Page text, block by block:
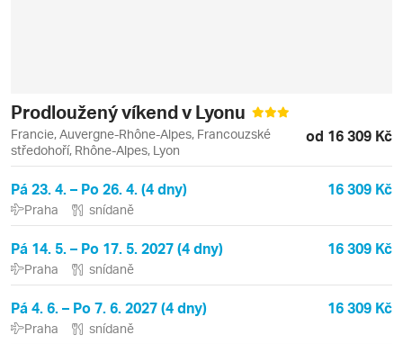
Prodloužený víkend v Lyonu
Francie, Auvergne-Rhône-Alpes, Francouzské
středohoří, Rhône-Alpes, Lyon
od 16 309 Kč
Pá 23. 4. – Po 26. 4. (4 dny) 16 309 Kč
Praha snídaně
Pá 14. 5. – Po 17. 5. 2027 (4 dny) 16 309 Kč
Praha snídaně
Pá 4. 6. – Po 7. 6. 2027 (4 dny) 16 309 Kč
Praha snídaně